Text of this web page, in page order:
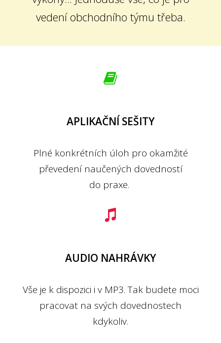
vedení obchodního týmu třeba.
APLIKAČNÍ SEŠITY
Plné konkrétních úloh pro okamžité
převedení naučených dovedností
do praxe.
AUDIO NAHRÁVKY
Vše je k dispozici i v MP3. Tak budete moci
pracovat na svých dovednostech
kdykoliv.